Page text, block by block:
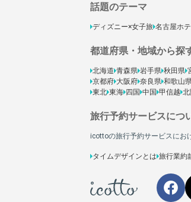
話題のテーマ
ディズニー×女子旅 名古屋ホ
都道府県・地域から探
北海道 青森県 岩手県 秋田県
京都府 大阪府 奈良県 和歌山
東北 東海 四国 中国 甲信越
旅行予約サービスにつ
icottoの旅行予約サービスにお
タイムデザインとは 旅行業約